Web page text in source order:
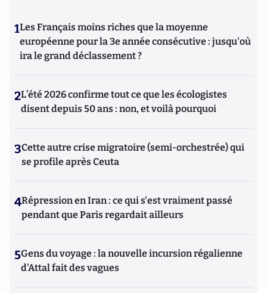
1Les Français moins riches que la moyenne
européenne pour la 3e année consécutive : jusqu'où
ira le grand déclassement ?
2L’été 2026 confirme tout ce que les écologistes
disent depuis 50 ans : non, et voilà pourquoi
3Cette autre crise migratoire (semi-orchestrée) qui
se profile après Ceuta
4Répression en Iran : ce qui s'est vraiment passé
pendant que Paris regardait ailleurs
5Gens du voyage : la nouvelle incursion régalienne
d'Attal fait des vagues